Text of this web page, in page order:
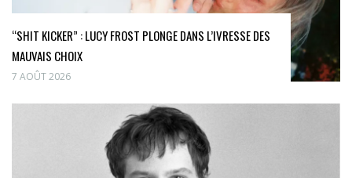
“SHIT KICKER” : LUCY FROST PLONGE DANS L’IVRESSE DES
MAUVAIS CHOIX
7 AOÛT 2026